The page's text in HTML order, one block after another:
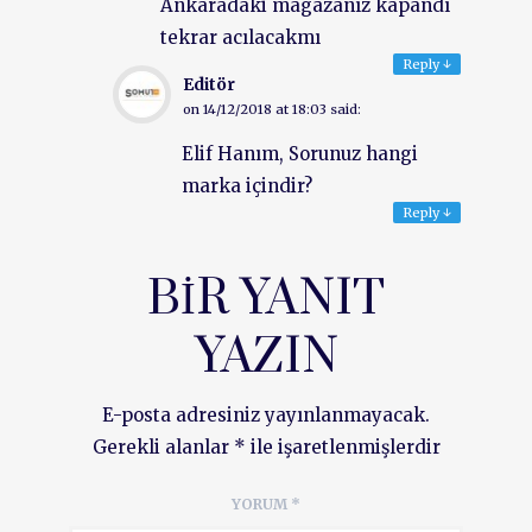
Ankaradaki magazanız kapandı
tekrar acılacakmı
Reply↓
Editör
on 14/12/2018 at 18:03 said:
Elif Hanım, Sorunuz hangi
marka içindir?
Reply↓
BIR YANIT
YAZIN
E-posta adresiniz yayınlanmayacak.
Gerekli alanlar * ile işaretlenmişlerdir
YORUM *